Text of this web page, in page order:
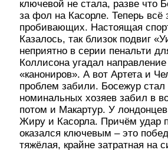
ключевой не стала, разве что
за фол на Касорле. Теперь всё
пробивающих. Настоящая
Казалось, так близок подвиг
неприятно в серии пенальти
Коллисона угадал
«канониров». А вот Артета и
проблем забили. Босежур стал
номинальных хозяев забил в
потом и Макартур. У
Жиру и Касорла. Причём удар
оказался ключевым – это
тяжёлая, крайне затратная на